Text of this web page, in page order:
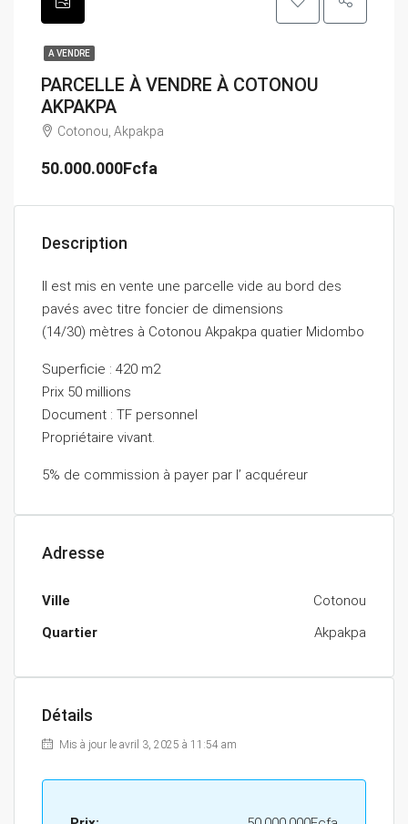
A VENDRE
PARCELLE À VENDRE À COTONOU
AKPAKPA
Cotonou, Akpakpa
50.000.000Fcfa
Description
Il est mis en vente une parcelle vide au bord des
pavés avec titre foncier de dimensions
(14/30) mètres à Cotonou Akpakpa quatier Midombo
Superficie : 420 m2
Prix 50 millions
Document : TF personnel
Propriétaire vivant.
5% de commission à payer par l’ acquéreur
Adresse
Ville
Cotonou
Quartier
Akpakpa
Détails
Mis à jour le avril 3, 2025 à 11:54 am